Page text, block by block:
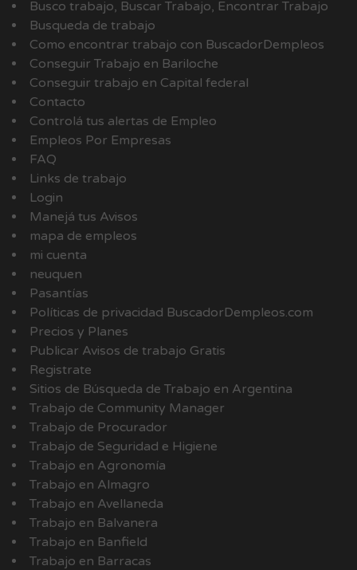
Busco trabajo, Buscar Trabajo, Encontrar Trabajo
Busqueda de trabajo
Como encontrar trabajo con BuscadorDempleos
Conseguir Trabajo en Bariloche
Conseguir trabajo en Capital federal
Contacto
Controlá tus alertas de Empleo
Empleos Por Empresas
FAQ
Links de trabajo
Login
Manejá tus Avisos
mapa de empleos
mi cuenta
neuquen
Pasantías
Políticas de privacidad BuscadorDempleos.com
Precios y Planes
Publicar Avisos de trabajo Gratis
Registrate
Sitios de Búsqueda de Trabajo en Argentina
Trabajo de Community Manager
Trabajo de Procurador
Trabajo de Seguridad e Higiene
Trabajo en Agronomía
Trabajo en Almagro
Trabajo en Avellaneda
Trabajo en Balvanera
Trabajo en Banfield
Trabajo en Barracas